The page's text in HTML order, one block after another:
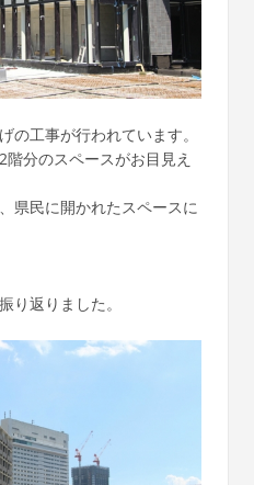
の工事が行われています。
分のスペースがお目見え
県民に開かれたスペースに
り返りました。